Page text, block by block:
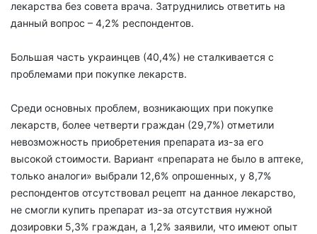
лекарства без совета врача. Затруднились ответить на
данный вопрос – 4,2% респондентов.
Большая часть украинцев (40,4%) не сталкивается с
проблемами при покупке лекарств.
Среди основных проблем, возникающих при покупке
лекарств, более четверти граждан (29,7%) отметили
невозможность приобретения препарата из-за его
высокой стоимости. Вариант «препарата не было в аптеке,
только аналоги» выбрали 12,6% опрошенных, у 8,7%
респондентов отсутствовал рецепт на данное лекарство,
не смогли купить препарат из-за отсутствия нужной
дозировки 5,3% граждан, а 1,2% заявили, что имеют опыт